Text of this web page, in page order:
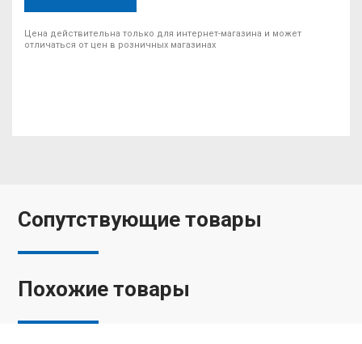
Цена действительна только для интернет-магазина и может
отличаться от цен в розничных магазинах
Сопутствующие товары
Похожие товары